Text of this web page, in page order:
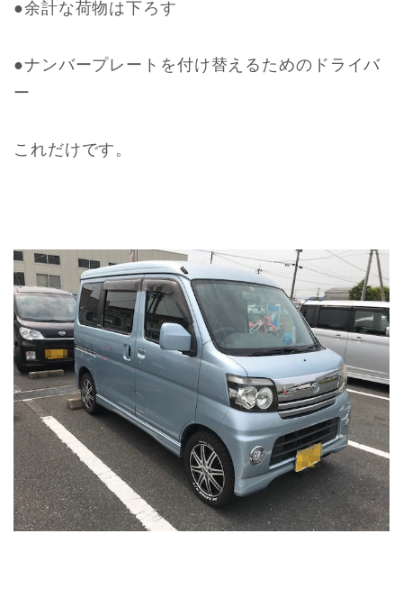
●余計な荷物は下ろす
●ナンバープレートを付け替えるためのドライバ
ー
これだけです。